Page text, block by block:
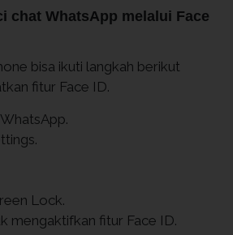
chat WhatsApp melalui Face
bisa ikuti langkah berikut
fitur Face ID.
Lock.
mengaktifkan fitur Face ID.